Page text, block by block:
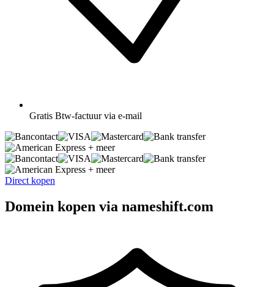
Gratis Btw-factuur via e-mail
+ meer
+ meer
Direct kopen
Domein kopen via nameshift.com